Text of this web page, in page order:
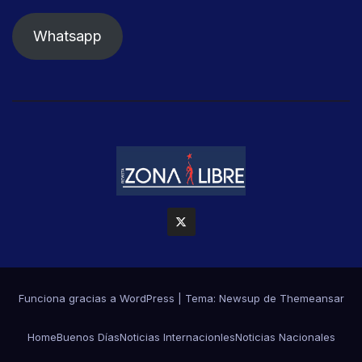
Whatsapp
Funciona gracias a WordPress Tema: Newsup de Themeansar
HomeBuenos DíasNoticias InternacionlesNoticias Nacionales